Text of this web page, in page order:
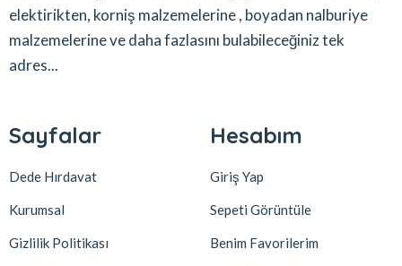
elektirikten, korniş malzemelerine , boyadan nalburiye
malzemelerine ve daha fazlasını bulabileceğiniz tek
adres...
Sayfalar
Dede Hırdavat
Kurumsal
Gizlilik Politikası
Hesabım
Giriş Yap
Sepeti Görüntüle
Benim Favorilerim